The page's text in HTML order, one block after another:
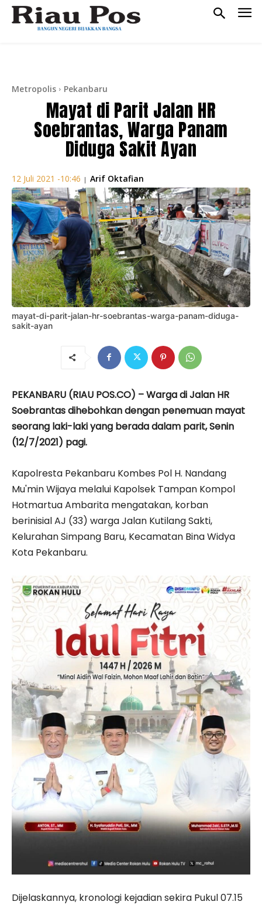
Metropolis Pekanbaru
Mayat di Parit Jalan HR
Soebrantas, Warga Panam
Diduga Sakit Ayan
12 Juli 2021 -10:46 | Arif Oktafian
mayat-di-parit-jalan-hr-soebrantas-warga-panam-diduga-
sakit-ayan
PEKANBARU (RIAU POS.CO) – Warga di Jalan HR
Soebrantas dihebohkan dengan penemuan mayat
seorang laki-laki yang berada dalam parit, Senin
(12/7/2021) pagi.
Kapolresta Pekanbaru Kombes Pol H. Nandang
Mu'min Wijaya melalui Kapolsek Tampan Kompol
Hotmartua Ambarita mengatakan, korban
berinisial AJ (33) warga Jalan Kutilang Sakti,
Kelurahan Simpang Baru, Kecamatan Bina Widya
Kota Pekanbaru.
Dijelaskannya, kronologi kejadian sekira Pukul 07.15